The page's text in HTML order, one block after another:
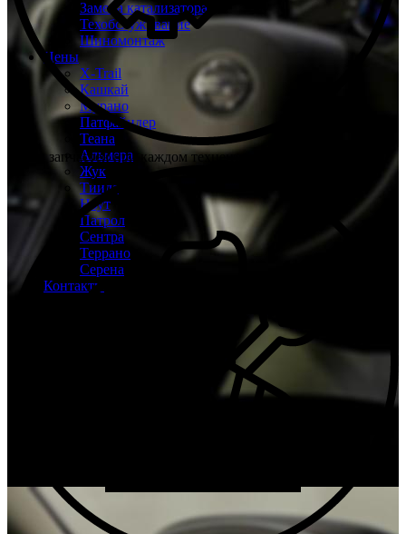
Замена катализатора
Техобслуживание
Шиномонтаж
Цены
X-Trail
Кашкай
Мурано
Патфайндер
Теана
Альмера
Жук
Тиида
Ноут
Патрол
Сентра
Террано
Серена
Контакты
Склад запчастей при каждом техцентре